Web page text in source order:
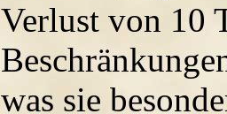
Verlust von 10
was sie